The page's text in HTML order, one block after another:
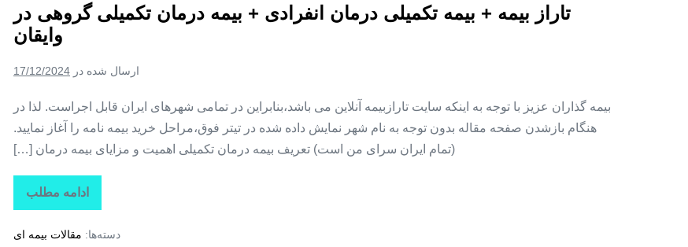
+
بیمه
درمان
تکمیلی
در
تاراز بیمه + بیمه تکمیلی درمان انفرادی + بیمه درمان تکمیلی گروهی در
وایقان
ارسال شده در 17/12/2024
بیمه گذاران عزیز با توجه به اینکه سایت تارازبیمه آنلاین می باشد،بنابراین در تمامی شهرهای ایران قابل اجراست. لذا در
هنگام بازشدن صفحه مقاله بدون توجه به نام شهر نمایش داده شده در تیتر فوق،مراحل خرید بیمه نامه را آغاز نمایید.
(تمام ایران سرای من است) تعریف بیمه درمان تکمیلی اهمیت و مزایای بیمه درمان […]
ادامه مطلب
تاراز
بیمه
بیمه
دسته‌ها: مقالات بیمه ای